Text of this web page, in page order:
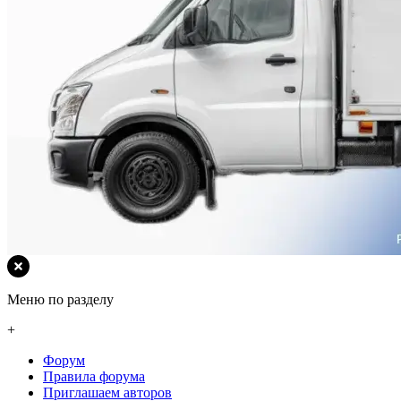
Меню по разделу
+
Форум
Правила форума
Приглашаем авторов